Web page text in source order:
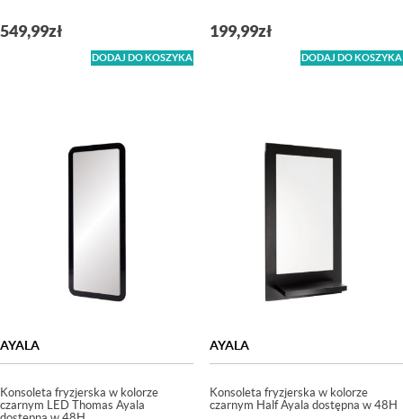
549,99zł
DODAJ DO KOSZYKA
199,99zł
DODAJ DO KOSZYKA
AYALA
Konsoleta fryzjerska w kolorze
czarnym LED Thomas Ayala
AYALA
Konsoleta fryzjerska w kolorze
czarnym Half Ayala dostępna w 48H